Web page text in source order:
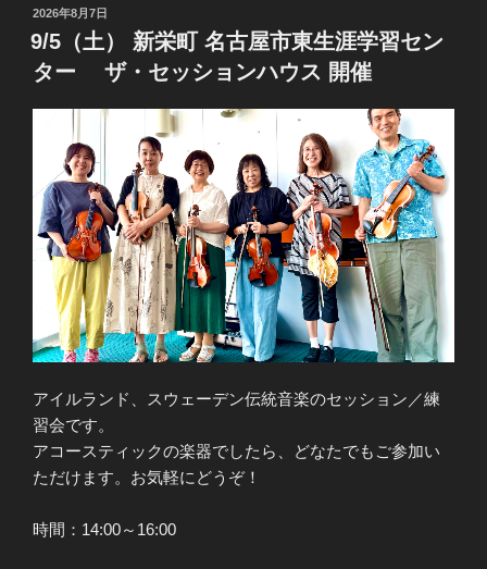
投
稿
日:
2026年8月7日
9/5（土） 新栄町 名古屋市東生涯学習セン
ター ザ・セッションハウス 開催
アイルランド、スウェーデン伝統音楽のセッション／練
習会です。​
アコースティックの楽器でしたら、どなたでもご参加い
ただけます。お気軽にどうぞ！
時間：14:00～16:00